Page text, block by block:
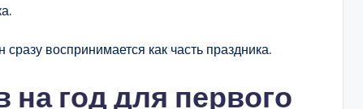
воспринимается как часть праздника.
год для первого